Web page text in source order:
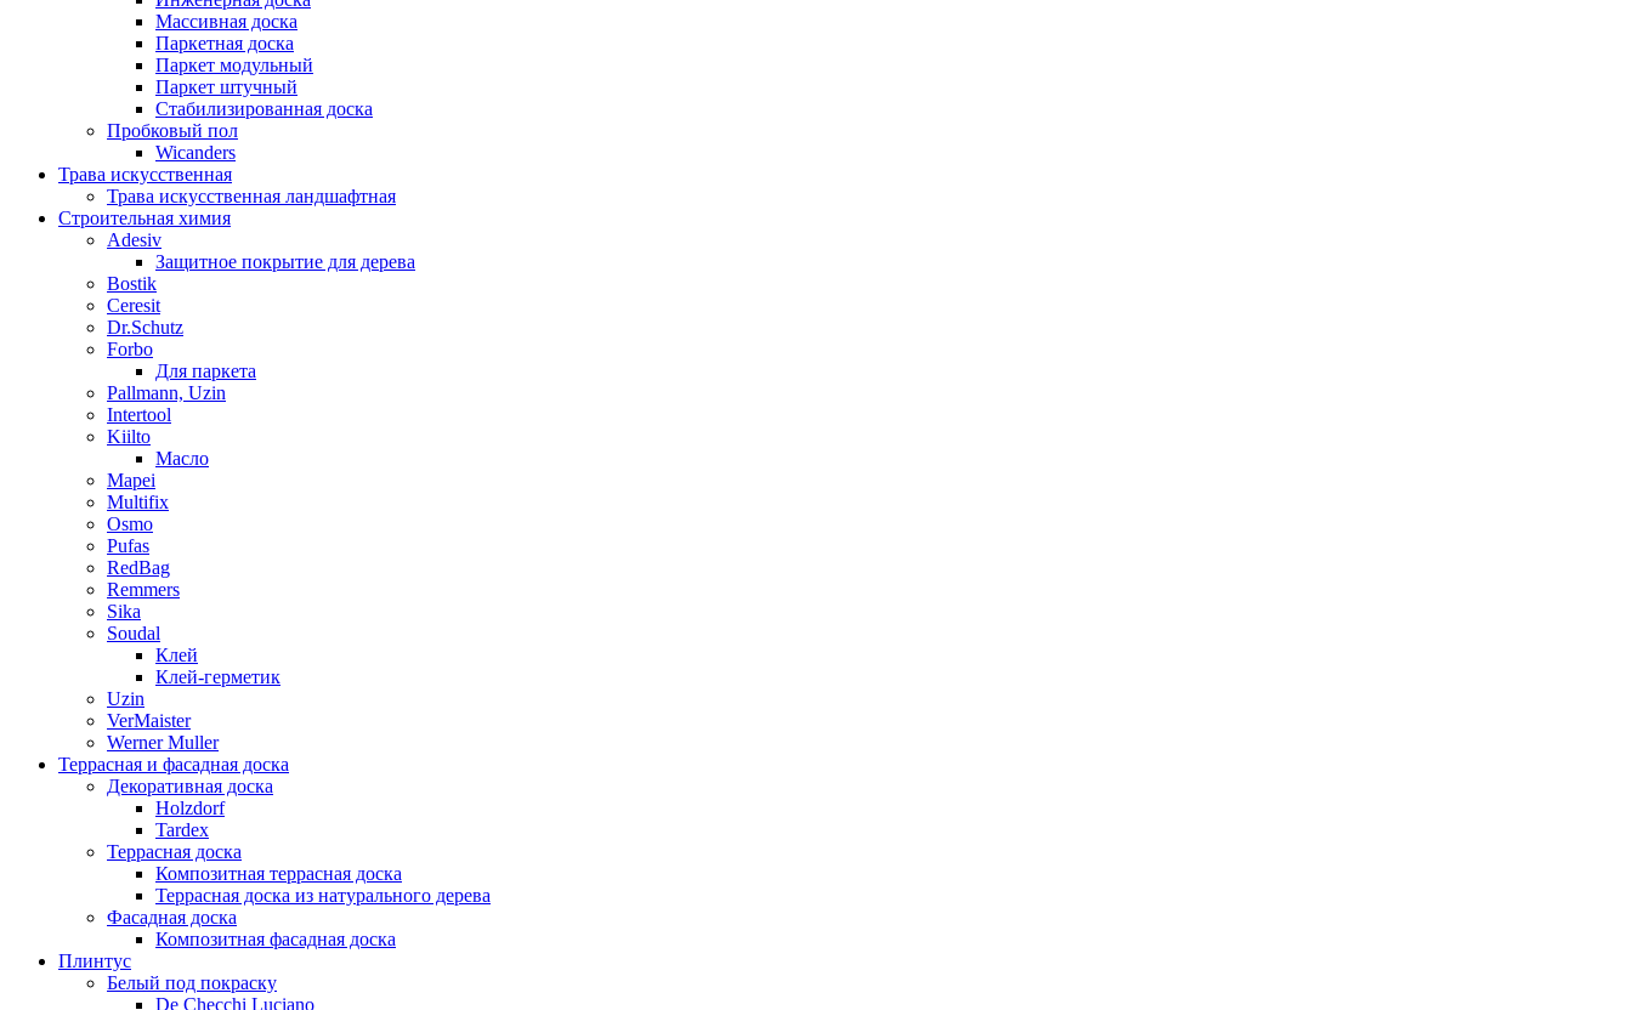
Массивная доска
Паркетная доска
Паркет модульный
Паркет штучный
Стабилизированная доска
Пробковый пол
Wicanders
Трава искусственная
Трава искусственная ландшафтная
Строительная химия
Adesiv
Защитное покрытие для дерева
Bostik
Ceresit
Dr.Schutz
Forbo
Для паркета
Pallmann, Uzin
Intertool
Kiilto
Масло
Mapei
Multifix
Osmo
Pufas
RedBag
Remmers
Sika
Soudal
Клей
Клей-герметик
Uzin
VerMaister
Werner Muller
Террасная и фасадная доска
Декоративная доска
Holzdorf
Tardex
Террасная доска
Композитная террасная доска
Террасная доска из натурального дерева
Фасадная доска
Композитная фасадная доска
Плинтус
Белый под покраску
De Checchi Luciano